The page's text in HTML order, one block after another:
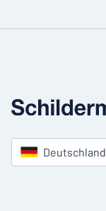
Deutschland